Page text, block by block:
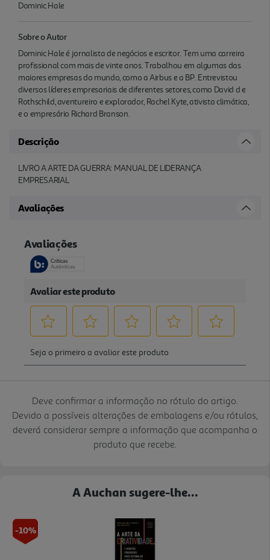
Dominic Hale
Sobre o Autor
Dominic Hale é jornalista de negócios e escritor. Tem uma carreira
profissional com mais de vinte anos. Trabalhou em algumas das
maiores empresas do mundo, como a Airbus e a BP. Entrevistou
diversos líderes empresariais de diferentes setores, como David d e
Rothschild, aventureiro e explorador, Rachel Kyte, ativista climática,
e o empresário Richard Branson.
Descrição
LIVRO A ARTE DA GUERRA: MANUAL DE LIDERANÇA
EMPRESARIAL
Avaliações
Deve confirmar a informação no rótulo do artigo.
Devido a possíveis alterações de embalagens e/ou rótulos,
deverá considerar sempre a informação que acompanha o
produto que recebe.
A Auchan sugere-lhe...
-10%